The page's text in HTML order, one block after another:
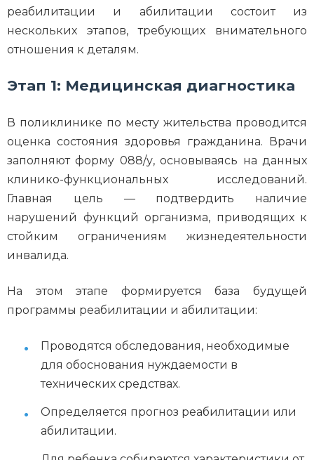
реабилитации и абилитации состоит из
нескольких этапов, требующих внимательного
отношения к деталям.
Этап 1: Медицинская диагностика
В поликлинике по месту жительства проводится
оценка состояния здоровья гражданина. Врачи
заполняют форму 088/у, основываясь на данных
клинико-функциональных исследований.
Главная цель — подтвердить наличие
нарушений функций организма, приводящих к
стойким ограничениям жизнедеятельности
инвалида.
На этом этапе формируется база будущей
программы реабилитации и абилитации:
Проводятся обследования, необходимые
для обоснования нуждаемости в
технических средствах.
Определяется прогноз реабилитации или
абилитации.